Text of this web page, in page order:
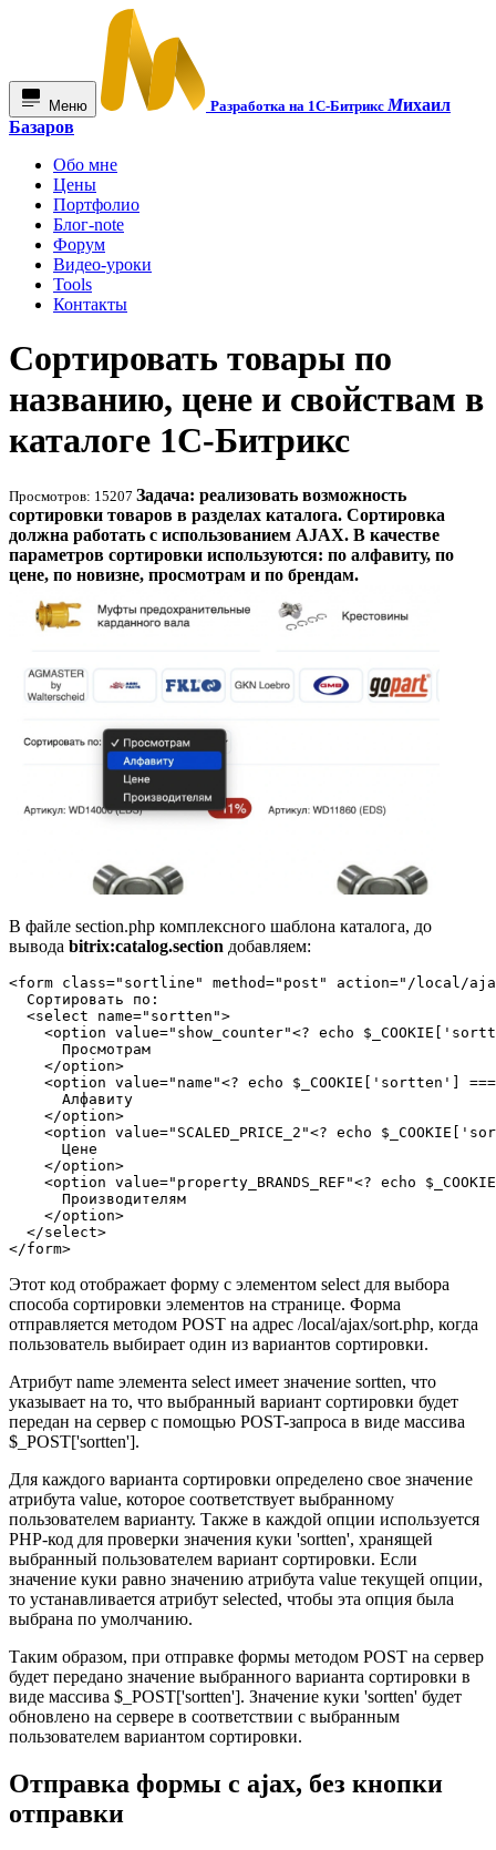
Меню Разработка на 1С-БитриксМихаил
Базаров
Обо мне
Цены
Портфолио
Блог-note
Форум
Видео-уроки
Tools
Контакты
Сортировать товары по
названию, цене и свойствам в
каталоге 1С-Битрикс
Просмотров: 15207 Задача: реализовать возможность
сортировки товаров в разделах каталога. Сортировка
должна работать с использованием AJAX. В качестве
параметров сортировки используются: по алфавиту, по
цене, по новизне, просмотрам и по брендам.
В файле section.php комплексного шаблона каталога, до
вывода bitrix:catalog.section добавляем:
<form class="sortline" method="post" action="/local/
Сортировать по:
  <select name="sortten">
<option value="show_counter"<? echo
      Просмотрам
    </option>
<option value="name"<? echo $_COOKIE['sortten']
      Алфавиту
    </option>
<option value="SCALED_PRICE_2"<? echo
      Цене
    </option>
<option value="property_BRANDS_REF"<? echo
      Производителям
    </option>
  </select>
Этот код отображает форму с элементом select для выбора
способа сортировки элементов на странице. Форма
отправляется методом POST на адрес /local/ajax/sort.php, когда
пользователь выбирает один из вариантов сортировки.
Атрибут name элемента select имеет значение sortten, что
указывает на то, что выбранный вариант сортировки будет
передан на сервер с помощью POST-запроса в виде массива
$_POST['sortten'].
Для каждого варианта сортировки определено свое значение
атрибута value, которое соответствует выбранному
пользователем варианту. Также в каждой опции используется
PHP-код для проверки значения куки 'sortten', хранящей
выбранный пользователем вариант сортировки. Если
значение куки равно значению атрибута value текущей опции,
то устанавливается атрибут selected, чтобы эта опция была
выбрана по умолчанию.
Таким образом, при отправке формы методом POST на сервер
будет передано значение выбранного варианта сортировки в
виде массива $_POST['sortten']. Значение куки 'sortten' будет
обновлено на сервере в соответствии с выбранным
пользователем вариантом сортировки.
Отправка формы с ajax, без кнопки
отправки